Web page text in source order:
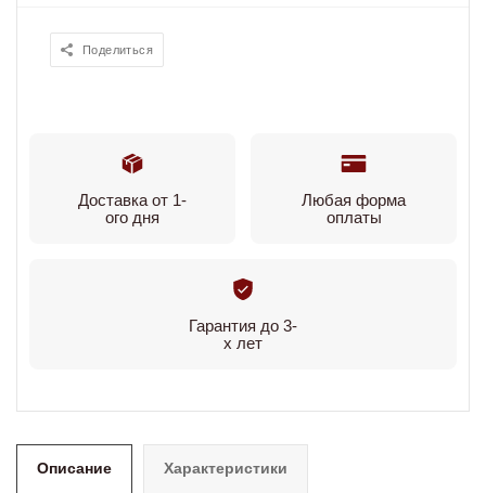
Поделиться
Доставка от 1-
ого дня
Любая форма
оплаты
Гарантия до 3-
х лет
Описание Характеристики